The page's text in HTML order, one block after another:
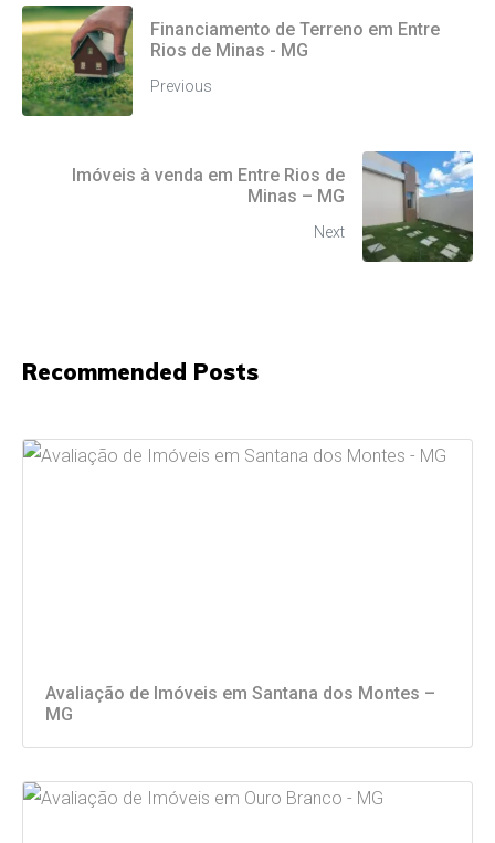
Financiamento de Terreno em Entre
Rios de Minas - MG
Previous
Imóveis à venda em Entre Rios de
Minas – MG
Next
Recommended Posts
Avaliação de Imóveis em Santana dos Montes –
MG